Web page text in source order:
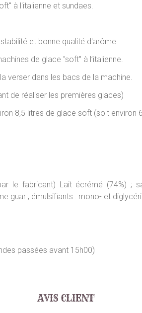
à l'italienne et sundaes.
et bonne qualité d'arôme
de glace "soft" à l’italienne.
verser dans les bacs de la machine.
de réaliser les premières glaces)
8,5 litres de glace soft (soit environ
le fabricant) Lait écrémé (74%) ;
guar ; émulsifiants : mono- et
passées avant 15h00)
AVIS CLIENT